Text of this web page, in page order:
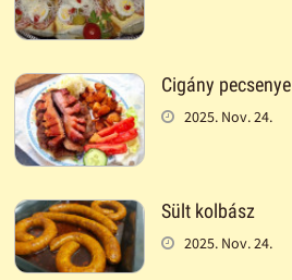
Cigány pecsenye
2025. Nov. 24.
Sült kolbász
2025. Nov. 24.